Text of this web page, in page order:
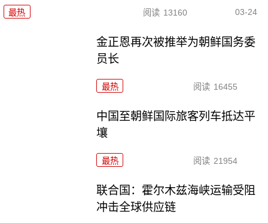
最热 阅读 13160 03-24
金正恩再次被推举为朝鲜国务委
员长
最热 阅读 16455
中国至朝鲜国际旅客列车抵达平
壤
最热 阅读 21954
联合国：霍尔木兹海峡运输受阻
冲击全球供应链